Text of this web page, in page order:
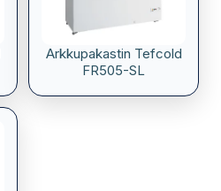
Arkkupakastin Tefcold
FR505-SL